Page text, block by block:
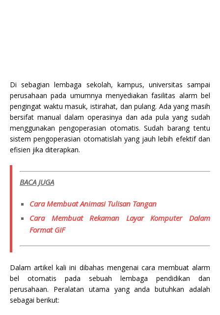
Di sebagian lembaga sekolah, kampus, universitas sampai
perusahaan pada umumnya menyediakan fasilitas alarm bel
pengingat waktu masuk, istirahat, dan pulang. Ada yang masih
bersifat manual dalam operasinya dan ada pula yang sudah
menggunakan pengoperasian otomatis. Sudah barang tentu
sistem pengoperasian otomatislah yang jauh lebih efektif dan
efisien jika diterapkan.
BACA JUGA
Cara Membuat Animasi Tulisan Tangan
Cara Membuat Rekaman Layar Komputer Dalam
Format GIF
Dalam artikel kali ini dibahas mengenai cara membuat alarm
bel otomatis pada sebuah lembaga pendidikan dan
perusahaan. Peralatan utama yang anda butuhkan adalah
sebagai berikut: